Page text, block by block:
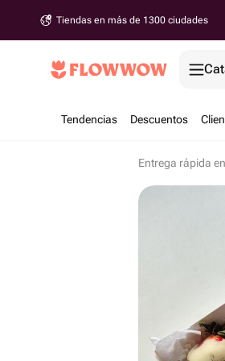
Tiendas en más de 1300 ciudades
Tendencias Descuentos
Entrega rápida